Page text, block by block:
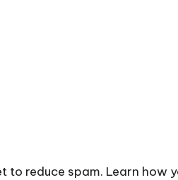
to reduce spam. Learn how